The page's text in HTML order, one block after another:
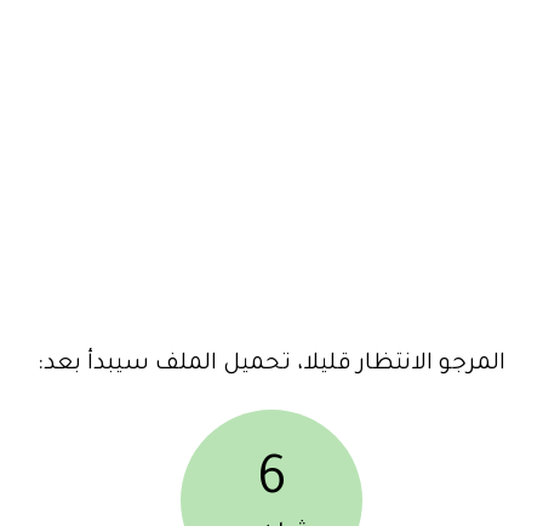
المرجو الانتظار قليلا، تحميل الملف سيبدأ بعد:
6